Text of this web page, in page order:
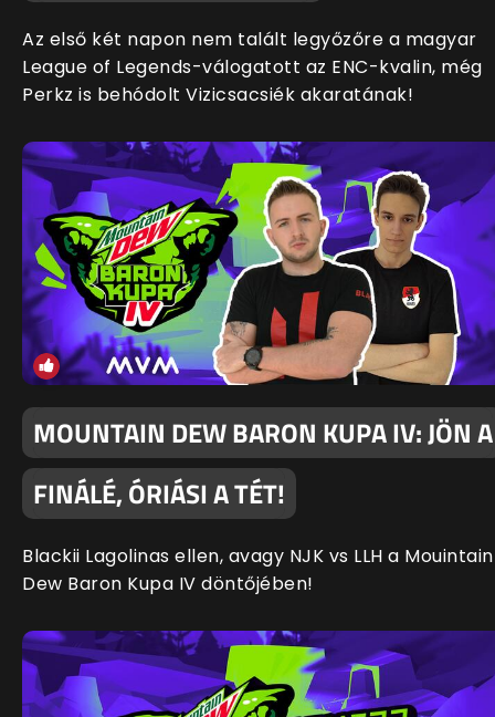
Az első két napon nem talált legyőzőre a magyar
League of Legends-válogatott az ENC-kvalin, még
Perkz is behódolt Vizicsacsiék akaratának!
MOUNTAIN DEW BARON KUPA IV: JÖN A
FINÁLÉ, ÓRIÁSI A TÉT!
Blackii Lagolinas ellen, avagy NJK vs LLH a Mouintain
Dew Baron Kupa IV döntőjében!